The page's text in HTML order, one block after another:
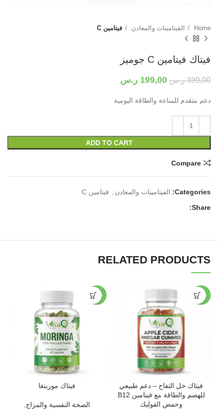
Home الفيتامينات والمعادن فيتامين C
فيتاك فيتامين C جوميز
399,00 ر.س 199,00 ر.س
دعم متقدم للمناعة والطاقة اليومية
ADD TO CART
Compare
Categories: الفيتامينات والمعادن
فيتامين C
Share:
RELATED PRODUCTS
-50%
فيتاك خل التفاح – دعم طبيعي
للهضم والطاقة مع فيتامين B12
وحمض الفوليك
-44%
فيتاك مورينغا
الصحة النفسية والمزاج